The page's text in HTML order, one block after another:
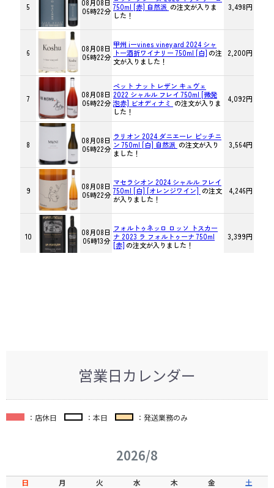
営業日カレンダー
：店休日 ：本日 ：発送業務のみ
2026/8
日 月 火 水 木 金
土